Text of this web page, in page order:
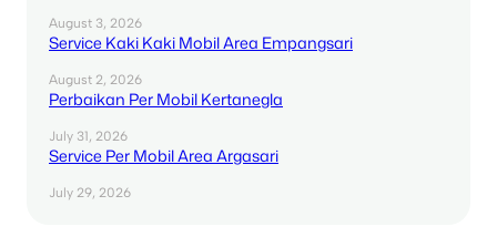
August 3, 2026
Service Kaki Kaki Mobil Area Empangsari
August 2, 2026
Perbaikan Per Mobil Kertanegla
July 31, 2026
Service Per Mobil Area Argasari
July 29, 2026